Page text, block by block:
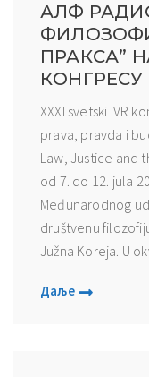
АЛФ
ПРАКСА”
КОНГРЕСУ
XXXI svetski IVR
prava, pravda i
Law, Justice and
od 7. do 12. jula
Međunarodnog
društvenu
Južna Koreja. U
Даље